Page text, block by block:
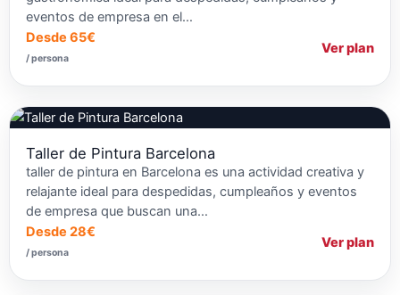
eventos de empresa en el…
Desde 65€
/ persona
Ver plan
Taller de Pintura Barcelona
taller de pintura en Barcelona es una actividad creativa y
relajante ideal para despedidas, cumpleaños y eventos
de empresa que buscan una…
Desde 28€
/ persona
Ver plan